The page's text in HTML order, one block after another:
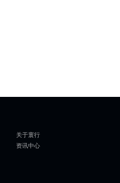
关于寰行
资讯中心